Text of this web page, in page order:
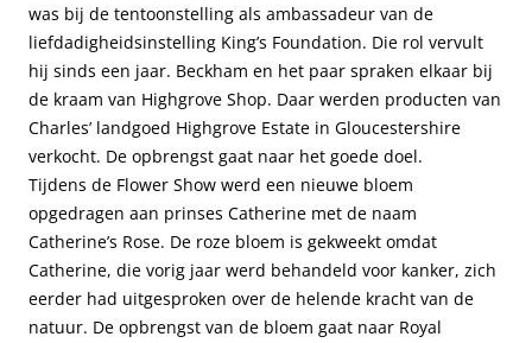
was bij de tentoonstelling als ambassadeur van de
liefdadigheidsinstelling King’s Foundation. Die rol vervult
hij sinds een jaar. Beckham en het paar spraken elkaar bij
de kraam van Highgrove Shop. Daar werden producten van
Charles’ landgoed Highgrove Estate in Gloucestershire
verkocht. De opbrengst gaat naar het goede doel.
Tijdens de Flower Show werd een nieuwe bloem
opgedragen aan prinses Catherine met de naam
Catherine’s Rose. De roze bloem is gekweekt omdat
Catherine, die vorig jaar werd behandeld voor kanker, zich
eerder had uitgesproken over de helende kracht van de
natuur. De opbrengst van de bloem gaat naar Royal